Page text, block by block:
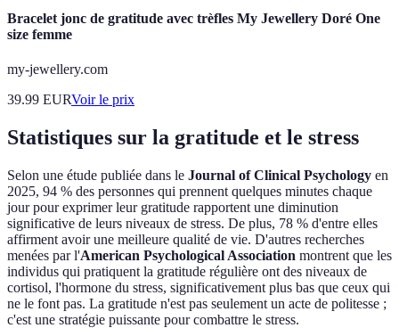
Bracelet jonc de gratitude avec trèfles My Jewellery Doré One
size femme
my-jewellery.com
39.99 EURVoir le prix
Statistiques sur la gratitude et le stress
Selon une étude publiée dans le Journal of Clinical Psychology en
2025, 94 % des personnes qui prennent quelques minutes chaque
jour pour exprimer leur gratitude rapportent une diminution
significative de leurs niveaux de stress. De plus, 78 % d'entre elles
affirment avoir une meilleure qualité de vie. D'autres recherches
menées par l'American Psychological Association montrent que les
individus qui pratiquent la gratitude régulière ont des niveaux de
cortisol, l'hormone du stress, significativement plus bas que ceux qui
ne le font pas. La gratitude n'est pas seulement un acte de politesse ;
c'est une stratégie puissante pour combattre le stress.